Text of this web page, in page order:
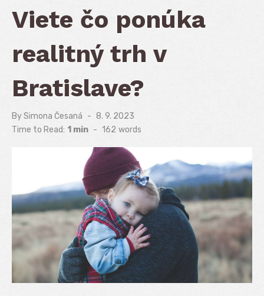
Viete čo ponúka
realitný trh v
Bratislave?
BySimona Česaná
Posted
on
8. 9. 2023
Time to Read: 1 min - 162 words